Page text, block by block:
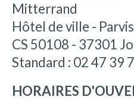
Mitterrand
Hôtel de ville -
CS 50108 - 37301
Standard : 02 47 39
HORAIRES